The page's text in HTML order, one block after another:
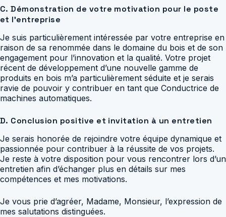
C. Démonstration de votre motivation pour le poste
et l’entreprise
Je suis particulièrement intéressée par votre entreprise en
raison de sa renommée dans le domaine du bois et de son
engagement pour l’innovation et la qualité. Votre projet
récent de développement d’une nouvelle gamme de
produits en bois m’a particulièrement séduite et je serais
ravie de pouvoir y contribuer en tant que Conductrice de
machines automatiques.
D. Conclusion positive et invitation à un entretien
Je serais honorée de rejoindre votre équipe dynamique et
passionnée pour contribuer à la réussite de vos projets.
Je reste à votre disposition pour vous rencontrer lors d’un
entretien afin d’échanger plus en détails sur mes
compétences et mes motivations.
Je vous prie d’agréer, Madame, Monsieur, l’expression de
mes salutations distinguées.